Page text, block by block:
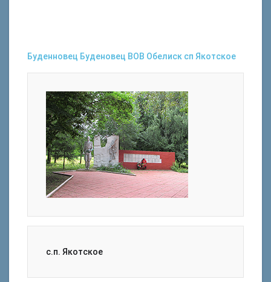
Буденновец Буденовец ВОВ Обелиск сп Якотское
с.п. Якотское